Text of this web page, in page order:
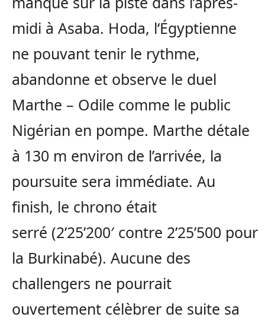
midi à Asaba. Hoda, l‘Égyptienne
ne pouvant tenir le rythme,
abandonne et observe le duel
Marthe – Odile comme le public
Nigérian en pompe. Marthe détale
à 130 m environ de l’arrivée, la
poursuite sera immédiate. Au
finish, le chrono était
serré (2’25’200′contre 2’25’500 pour
la Burkinabé). Aucune des
challengers ne pourrait
ouvertement célèbrer de suite sa